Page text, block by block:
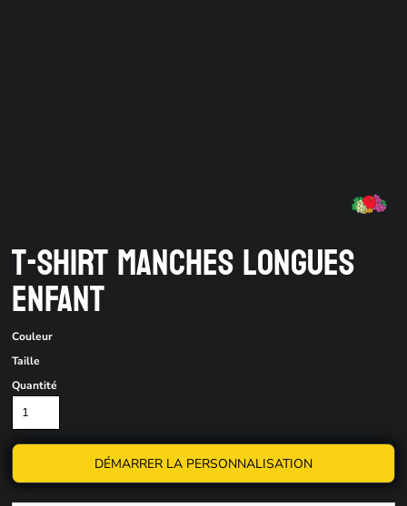
T-SHIRT MANCHES LONGUES
ENFANT
Couleur
Taille
Quantité
DÉMARRER LA PERSONNALISATION